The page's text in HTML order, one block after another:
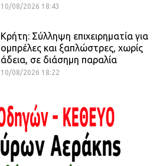
10/08/2026 18:43
Κρήτη: Σύλληψη επιχειρηματία για
ομπρέλες και ξαπλώστρες, χωρίς
άδεια, σε διάσημη παραλία
10/08/2026 18:22